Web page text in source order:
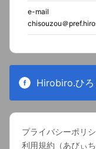
e-mail
chisouzou＠
Hirobiro.ひろ
プライバシーポリ
利用規約（あびぃち